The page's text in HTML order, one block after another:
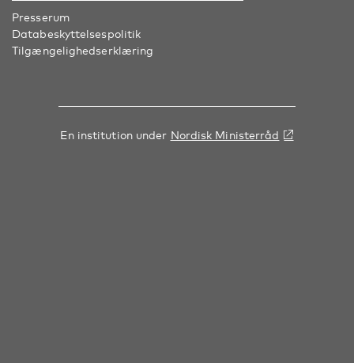
Presserum
Databeskyttelsespolitik
Tilgængelighedserklæring
En institution under Nordisk Ministerråd